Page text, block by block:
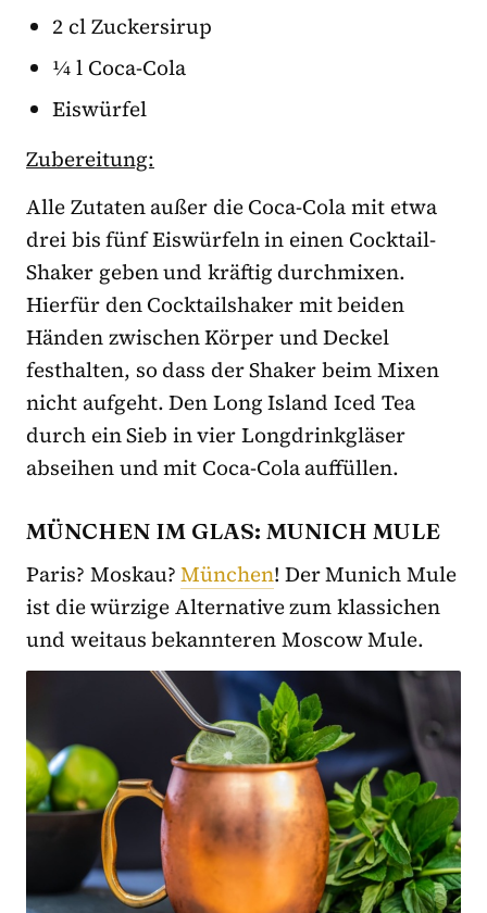
2 cl Zuckersirup
¼ l Coca-Cola
Eiswürfel
Zubereitung:
Alle Zutaten außer die Coca-Cola mit etwa
drei bis fünf Eiswürfeln in einen Cocktail-
Shaker geben und kräftig durchmixen.
Hierfür den Cocktailshaker mit beiden
Händen zwischen Körper und Deckel
festhalten, so dass der Shaker beim Mixen
nicht aufgeht. Den Long Island Iced Tea
durch ein Sieb in vier Longdrinkgläser
abseihen und mit Coca-Cola auffüllen.
MÜNCHEN IM GLAS: MUNICH MULE
Paris? Moskau?München! Der Munich Mule
ist die würzige Alternative zum klassichen
und weitaus bekannteren Moscow Mule.